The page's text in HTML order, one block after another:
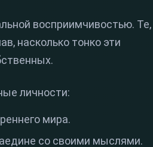
восприимчивостью. Те,
насколько тонко эти
личности:
мира.
со своими мыслями.